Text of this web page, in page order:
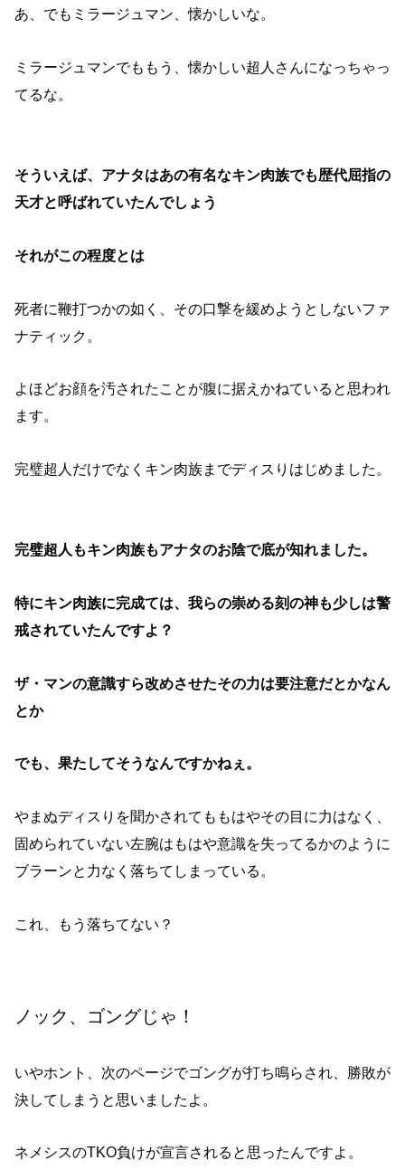
あ、でもミラージュマン、懐かしいな。
ミラージュマンでももう、懐かしい超人さんになっちゃっ
てるな。
そういえば、アナタはあの有名なキン肉族でも歴代屈指の
天才と呼ばれていたんでしょう
それがこの程度とは
死者に鞭打つかの如く、その口撃を緩めようとしないファ
ナティック。
よほどお顔を汚されたことが腹に据えかねていると思われ
ます。
完璧超人だけでなくキン肉族までディスりはじめました。
完璧超人もキン肉族もアナタのお陰で底が知れました。
特にキン肉族に完成ては、我らの崇める刻の神も少しは警
戒されていたんですよ？
ザ・マンの意識すら改めさせたその力は要注意だとかなん
とか
でも、果たしてそうなんですかねぇ。
やまぬディスりを聞かされてももはやその目に力はなく、
固められていない左腕はもはや意識を失ってるかのように
ブラーンと力なく落ちてしまっている。
これ、もう落ちてない？
ノック、ゴングじゃ！
いやホント、次のページでゴングが打ち鳴らされ、勝敗が
決してしまうと思いましたよ。
ネメシスのTKO負けが宣言されると思ったんですよ。